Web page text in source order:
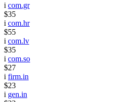
i com.gr
$35
i com.hr
$55
i com.lv
$35
i com.so
$27
i firm.in
$23
i gen.in